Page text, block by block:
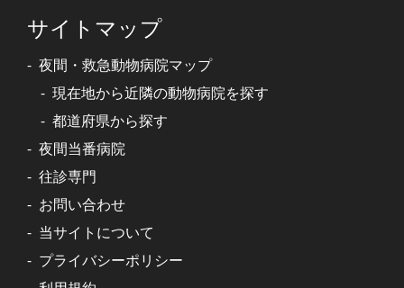
サイトマップ
夜間・救急動物病院マップ
現在地から近隣の動物病院を探す
都道府県から探す
夜間当番病院
往診専門
お問い合わせ
当サイトについて
プライバシーポリシー